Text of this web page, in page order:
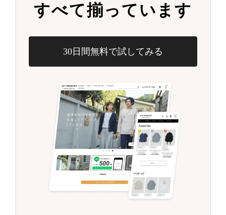
すべて揃っています
30日間無料で試してみる